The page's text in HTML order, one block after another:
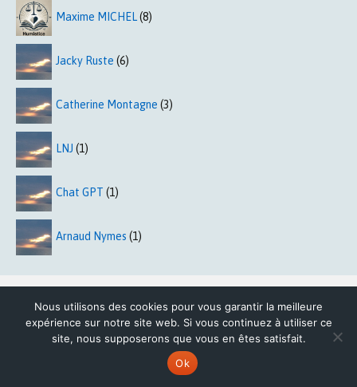
Maxime MICHEL(8)
Jacky Ruste (6)
Catherine Montagne (3)
LNJ (1)
Chat GPT (1)
Arnaud Nymes (1)
Comment devenir auteur ?
Espace Auteur
Nous utilisons des cookies pour vous garantir la meilleure
expérience sur notre site web. Si vous continuez à utiliser ce
site, nous supposerons que vous en êtes satisfait.
Ok